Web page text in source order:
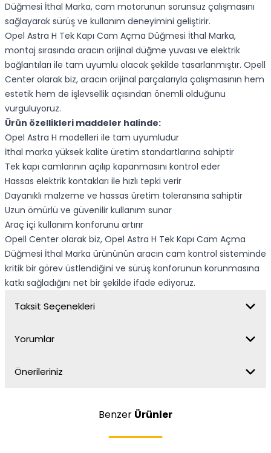
Düğmesi İthal Marka, cam motorunun sorunsuz çalışmasını
sağlayarak sürüş ve kullanım deneyimini geliştirir.
Opel Astra H Tek Kapı Cam Açma Düğmesi İthal Marka,
montaj sırasında aracın orijinal düğme yuvası ve elektrik
bağlantıları ile tam uyumlu olacak şekilde tasarlanmıştır. Opell
Center olarak biz, aracın orijinal parçalarıyla çalışmasının hem
estetik hem de işlevsellik açısından önemli olduğunu
vurguluyoruz.
Ürün özellikleri maddeler halinde:
Opel Astra H modelleri ile tam uyumludur
İthal marka yüksek kalite üretim standartlarına sahiptir
Tek kapı camlarının açılıp kapanmasını kontrol eder
Hassas elektrik kontakları ile hızlı tepki verir
Dayanıklı malzeme ve hassas üretim toleransına sahiptir
Uzun ömürlü ve güvenilir kullanım sunar
Araç içi kullanım konforunu artırır
Opell Center olarak biz, Opel Astra H Tek Kapı Cam Açma
Düğmesi İthal Marka ürününün aracın cam kontrol sisteminde
kritik bir görev üstlendiğini ve sürüş konforunun korunmasına
katkı sağladığını net bir şekilde ifade ediyoruz.
Taksit Seçenekleri
Yorumlar
Önerileriniz
Benzer Ürünler